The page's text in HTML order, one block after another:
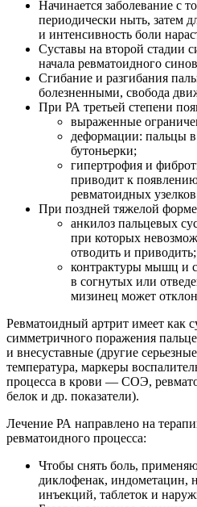
Начинается заболевание с
периодически ныть, затем
и интенсивность боли
Суставы на второй стадии
начала ревматоидного
Сгибание и разгибания
болезненными, свобода
При РА третьей степени
выраженные
деформации: пальцы
бутоньерки;
гипертрофия и
приводит к
ревматоидных
При поздней тяжелой
анкилоз пальцевых
при которых
отводить и приводить;
контрактуры мышц и
в согнутых или
мизинец может
Ревматоидный артрит имеет как
симметричного поражения
и внесуставные (другие
температура, маркеры
процесса в крови — СОЭ,
белок и др. показатели).
Лечение РА направлено на
ревматоидного процесса:
Чтобы снять боль,
диклофенак,
инъекций, таблеток и